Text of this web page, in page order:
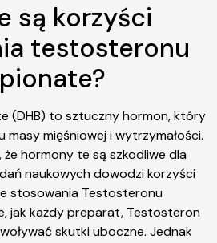
są korzyści
testosteronu
(DHB) to sztuczny hormon, który
masy mięśniowej i wytrzymałości.
hormony te są szkodliwe dla
naukowych dowodzi korzyści
stosowania Testosteronu
jak każdy preparat, Testosteron
skutki uboczne. Jednak